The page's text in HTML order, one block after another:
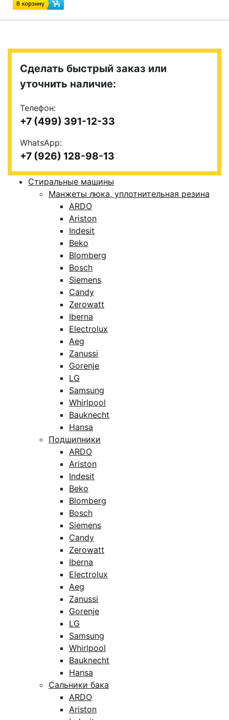
Сделать быстрый заказ или
уточнить наличие:
Телефон:
+7 (499) 391-12-33
WhatsApp:
+7 (926) 128-98-13
Стиральные машины
Манжеты люка, уплотнительная резина
ARDO
Ariston
Indesit
Beko
Blomberg
Bosch
Siemens
Candy
Zerowatt
Iberna
Electrolux
Aeg
Zanussi
Gorenje
LG
Samsung
Whirlpool
Bauknecht
Hansa
Подшипники
ARDO
Ariston
Indesit
Beko
Blomberg
Bosch
Siemens
Candy
Zerowatt
Iberna
Electrolux
Aeg
Zanussi
Gorenje
LG
Samsung
Whirlpool
Bauknecht
Hansa
Сальники бака
ARDO
Ariston